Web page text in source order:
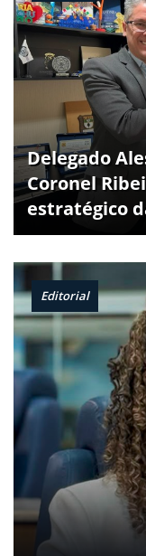
Delegado
Coronel
estratégico
Editorial